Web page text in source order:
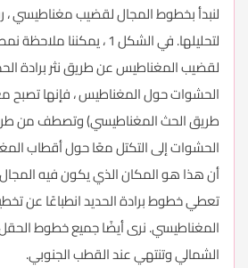
لنبدأ بخطوط المجال لقضيب مغناطيسي ،
لتحليلها. في الشكل 1 ،
لقضيب المغناطيس عن طريق نثر برادة
الحشوات حول المغناطيس ، فإنها تصبح
طريق الحث المغناطيسي) وتصطف من
الحشوات إلى التكتل معًا حول أقطاب
أن هذا هو المكان الذي يكون فيه
تعطي خطوط برادة الحديد انطباعًا عن
المغناطيسي. نرى أيضًا جميع خطوط
الشمالي وتنتهي عند القطب الجنوبي.